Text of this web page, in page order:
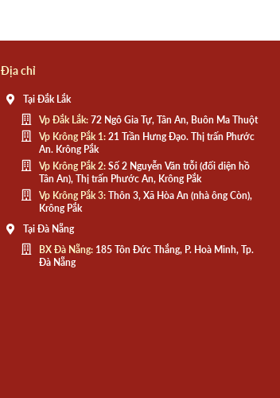
Địa chỉ
Tại Đắk Lắk
Vp Đắk Lắk:72 Ngô Gia Tự, Tân An, Buôn Ma Thuột
Vp Krông Pắk 1:21 Trần Hưng Đạo. Thị trấn Phước
An. Krông Pắk
Vp Krông Pắk 2:Số 2 Nguyễn Văn trỗi (đối diện hồ
Tân An), Thị trấn Phước An, Krông Pắk
Vp Krông Pắk 3:Thôn 3, Xã Hòa An (nhà ông Còn),
Krông Pắk
Tại Đà Nẵng
BX Đà Nẵng:185 Tôn Đức Thắng, P. Hoà Minh, Tp.
Đà Nẵng